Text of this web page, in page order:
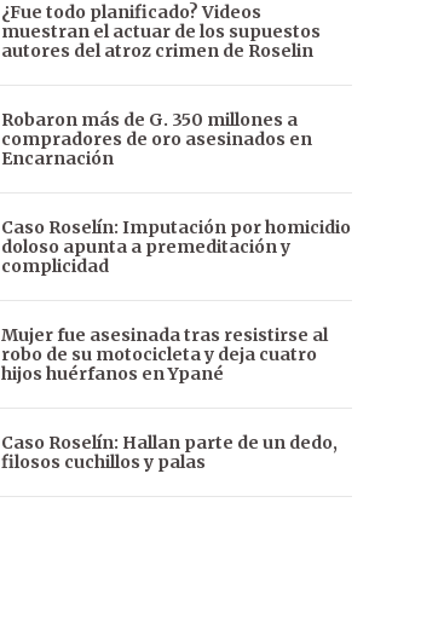
¿Fue todo planificado? Videos
muestran el actuar de los supuestos
autores del atroz crimen de Roselin
Robaron más de G. 350 millones a
compradores de oro asesinados en
Encarnación
Caso Roselín: Imputación por homicidio
doloso apunta a premeditación y
complicidad
Mujer fue asesinada tras resistirse al
robo de su motocicleta y deja cuatro
hijos huérfanos en Ypané
Caso Roselín: Hallan parte de un dedo,
filosos cuchillos y palas